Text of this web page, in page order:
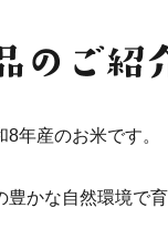
年産のお米です。
豊かな自然環境で